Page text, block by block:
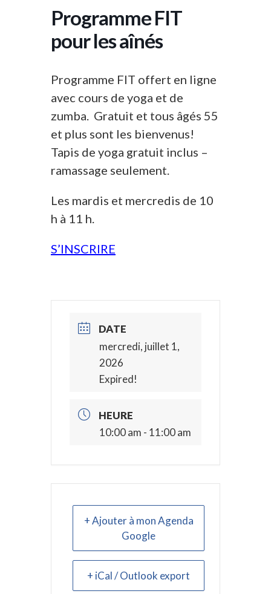
Programme FIT
pour les aînés
Programme FIT offert en ligne
avec cours de yoga et de
zumba. Gratuit et tous âgés 55
et plus sont les bienvenus!
Tapis de yoga gratuit inclus –
ramassage seulement.
Les mardis et mercredis de 10
h à 11 h.
S’INSCRIRE
DATE
mercredi, juillet 1,
2026
Expired!
HEURE
10:00 am - 11:00 am
+ Ajouter à mon Agenda
Google
+ iCal / Outlook export